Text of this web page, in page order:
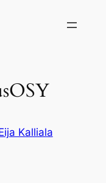
Kalliala